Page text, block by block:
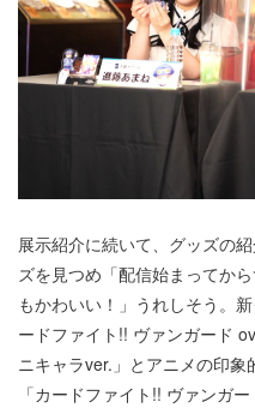
展示紹介に続いて、グッズの
ズを見つめ「配信始まってか
もかわいい！」うれしそう。
ードファイト!! ヴァンガード
ニキャラver.」とアニメの印
「カードファイト!! ヴァンガ